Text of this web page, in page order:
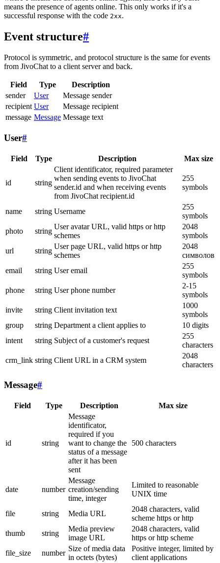
means the presence of agents online. This only works if it's a
successful response with the code 2xx.
Event structure#
Protocol is symmetric, and protocol structure is the same for events
from JivoChat to a client server and back.
Field Type
Description
sender
User
Message sender
recipient User
Message recipient
message Message Message text
User#
Field Type Description Max size
id string
Client identificator, required parameter
when sending events to JivoChat
sender.id and when receiving events
from JivoChat recipient.id
255
symbols
name string Username
255
symbols
photo
string
User avatar URL, valid https or http
schemes
2048
symbols
url
string
User page URL, valid https or http
schemes
2048
символов
email
string User email
255
symbols
phone
string User phone number
2-15
symbols
invite
string Client invitation text
1000
symbols
group
string Department a client applies to
10 digits
intent
string Subject of a customer's request
255
characters
crm_link string Client URL in a CRM system
2048
characters
Message#
Field Type Description Max size
id string
Message
identificator,
required if you
want to change the
status of a message
after it has been
sent
500 characters
date number
Message
creation/sending
time, integer
Limited to reasonable
UNIX time
file string Media URL
2048 characters, valid
scheme https or http
thumb
string
Media preview
image URL
2048 characters, valid
https or http scheme
file_size
number
Size of media data
in octets (bytes)
Positive integer, limited by
client applications